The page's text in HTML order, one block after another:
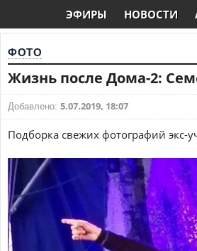
ЭФИРЫ НОВОСТИ
ФОТО
Жизнь после Дома-2:
Добавлено: 5.07.2019, 18:07
Подборка свежих фотографий экс-